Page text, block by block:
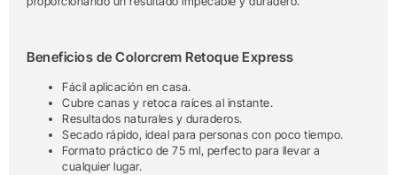
Beneficios de Colorcrem Retoque Express
Fácil aplicación en casa.
Cubre canas y retoca raíces al instante.
Resultados naturales y duraderos.
Secado rápido, ideal para personas con poco tiempo.
Formato práctico de 75 ml, perfecto para llevar a
cualquier lugar.